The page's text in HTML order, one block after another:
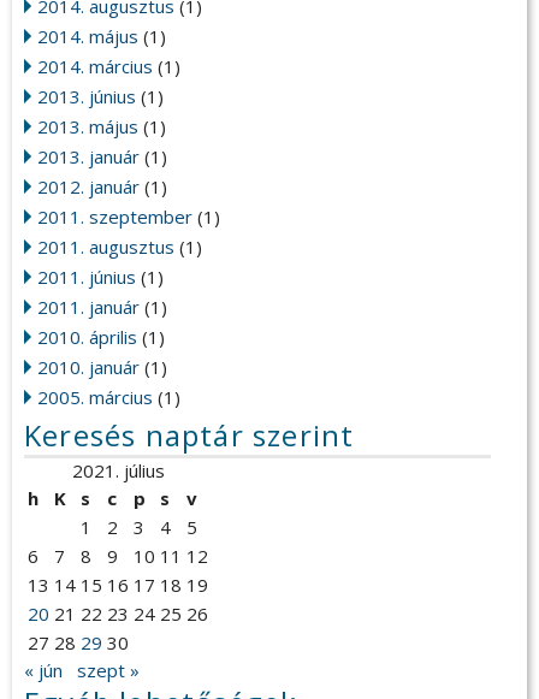
2014. augusztus (1)
2014. május (1)
2014. március (1)
2013. június (1)
2013. május (1)
2013. január (1)
2012. január (1)
2011. szeptember (1)
2011. augusztus (1)
2011. június (1)
2011. január (1)
2010. április (1)
2010. január (1)
2005. március (1)
Keresés naptár szerint
2021. július
h
K s c p s
v
1
2 3 4
5
6
7 8 9 10 11 12
13 14 15 16 17 18 19
20 21 22 23 24 25 26
27 28 29 30
« jún
szept »